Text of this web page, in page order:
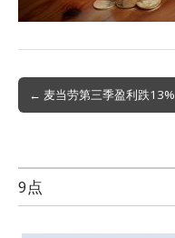
Post
navigation
← 麦当劳第三季盈利跌13%
9点